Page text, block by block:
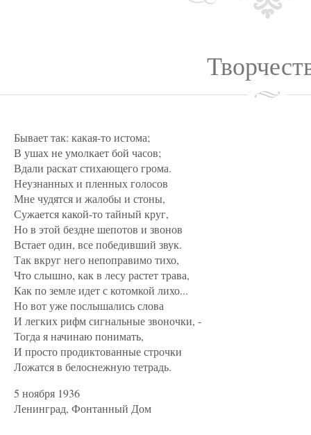
Бывает так: какая-то истома;
В ушах не умолкает бой часов;
Вдали раскат стихающего грома.
Неузнанных и пленных голосов
Мне чудятся и жалобы и стоны,
Сужается какой-то тайный круг,
Но в этой бездне шепотов и звонов
Встает один, все победивший звук.
Так вкруг него непоправимо тихо,
Что слышно, как в лесу растет трава,
Как по земле идет с котомкой лихо...
Но вот уже послышались слова
И легких рифм сигнальные звоночки, -
Тогда я начинаю понимать,
И просто продиктованные строчки
Ложатся в белоснежную тетрадь.
5 ноября 1936
Ленинград, Фонтанный Дом